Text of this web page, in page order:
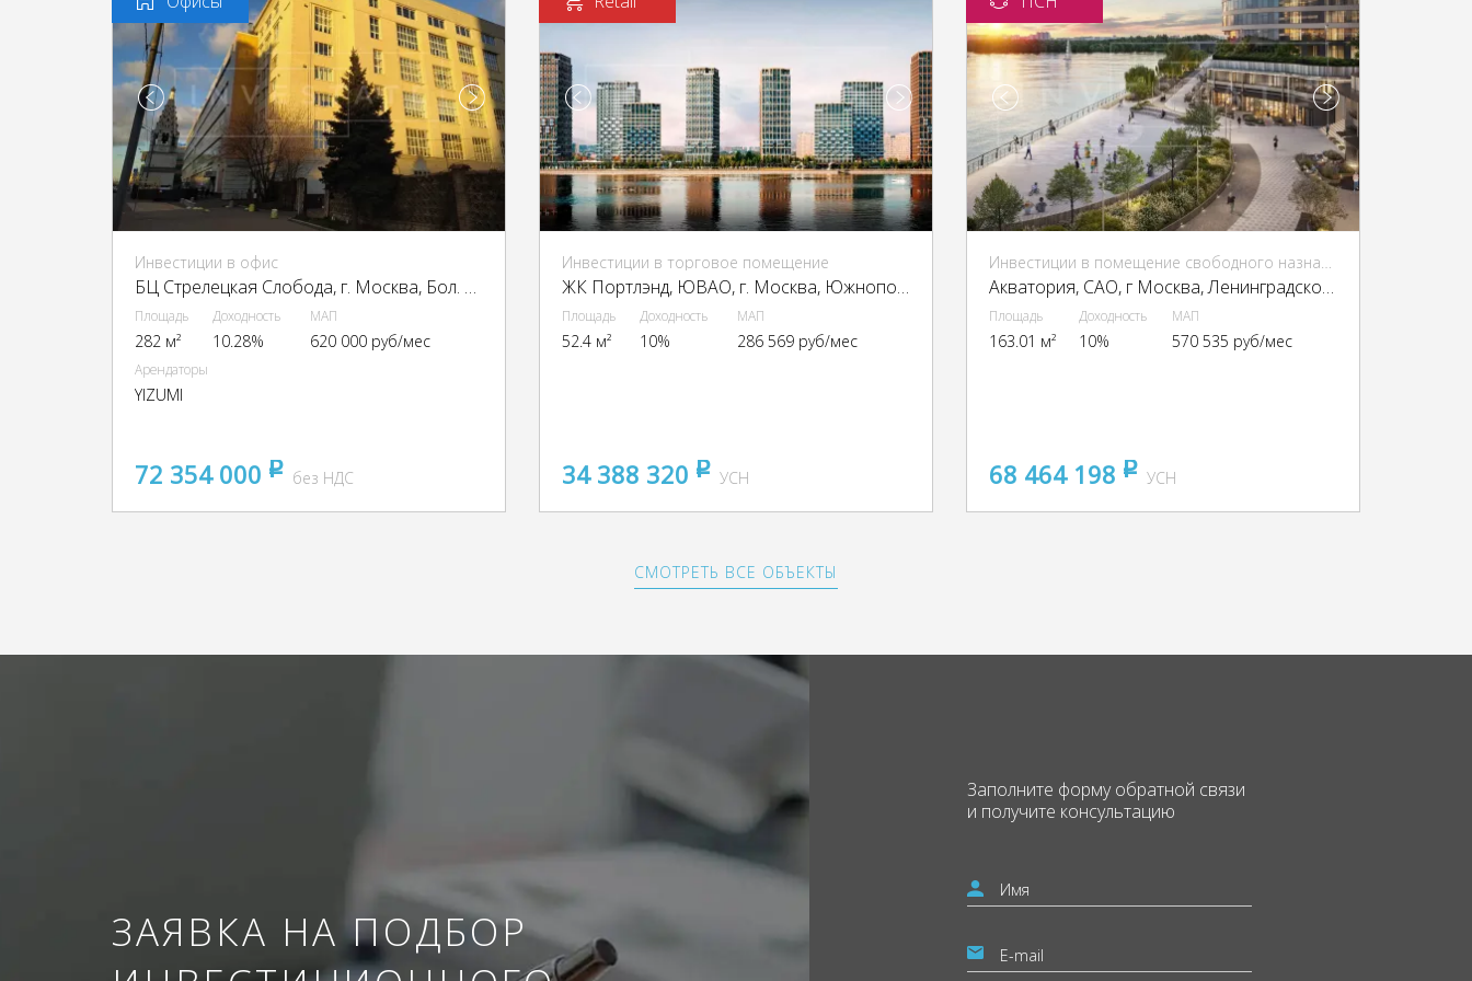
Инвестиции в офис
БЦ Стрелецкая Слобода, г. Москва, Бол. Новодмитровская ул., 23с1
Площадь
282 м²
Доходность
10.28%
МАП
620 000 руб/мес
Арендаторы
YIZUMI
72 354 000 pуббез НДС
Инвестиции в торговое помещение
ЖК Портлэнд, ЮВАО, г. Москва, Южнопортовая ул., 42с5
Площадь
52.4 м²
Доходность
10%
МАП
286 569 руб/мес
34 388 320 pуб
УСН
Инвестиции в помещение свободного назначения (ПСН)
Акватория, CАО, г Москва, Ленинградское ш., 69
Площадь
163.01 м²
Доходность
10%
МАП
570 535 руб/мес
68 464 198 pуб
УСН
СМОТРЕТЬ ВСЕ ОБЪЕКТЫ
ЗАЯВКА НА ПОДБОР
Заполните формуобратной связи
и получите консультацию